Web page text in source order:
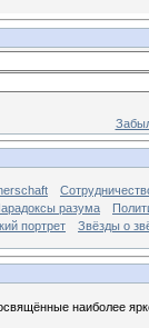
разума
портрет Звёзды о
наиболее